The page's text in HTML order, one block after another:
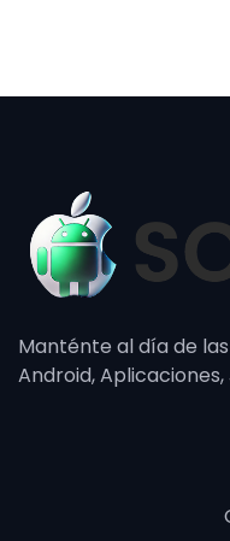
Manténte al día de
Android,